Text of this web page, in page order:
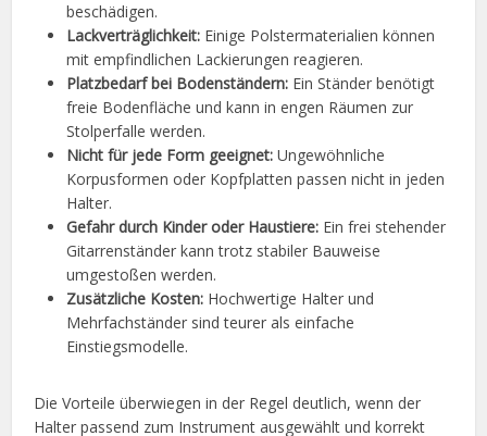
beschädigen.
Lackverträglichkeit: Einige Polstermaterialien können
mit empfindlichen Lackierungen reagieren.
Platzbedarf bei Bodenständern: Ein Ständer benötigt
freie Bodenfläche und kann in engen Räumen zur
Stolperfalle werden.
Nicht für jede Form geeignet: Ungewöhnliche
Korpusformen oder Kopfplatten passen nicht in jeden
Halter.
Gefahr durch Kinder oder Haustiere: Ein frei stehender
Gitarrenständer kann trotz stabiler Bauweise
umgestoßen werden.
Zusätzliche Kosten: Hochwertige Halter und
Mehrfachständer sind teurer als einfache
Einstiegsmodelle.
Die Vorteile überwiegen in der Regel deutlich, wenn der
Halter passend zum Instrument ausgewählt und korrekt